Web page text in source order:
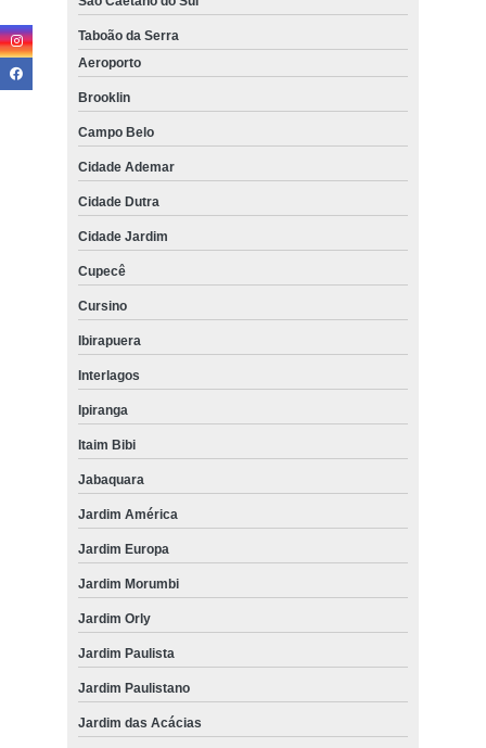
Taboão da Serra
Aeroporto
Brooklin
Campo Belo
Cidade Ademar
Cidade Dutra
Cidade Jardim
Cupecê
Cursino
Ibirapuera
Interlagos
Ipiranga
Itaim Bibi
Jabaquara
Jardim América
Jardim Europa
Jardim Morumbi
Jardim Orly
Jardim Paulista
Jardim Paulistano
Jardim das Acácias